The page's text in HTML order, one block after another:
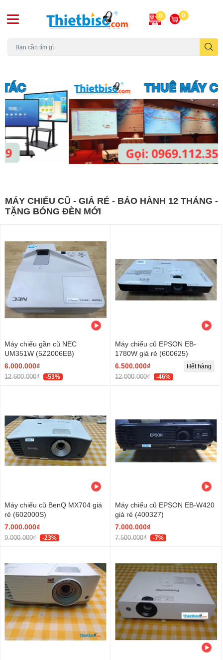
0 0
MÁY CHIẾU CŨ - GIÁ RẺ - BẢO HÀNH 12 THÁNG -
TẶNG BÓNG ĐÈN MỚI
Máy chiếu gần cũ NEC
UM351W (5Z2006EB)
6.000.000₫
12.600.000₫ -53%
Máy chiếu cũ EPSON EB-
1780W giá rẻ (600625)
6.500.000₫
12.000.000₫ -46%
Hết hàng
Máy chiếu cũ BenQ MX704 giá
rẻ (602000S)
7.000.000₫
9.000.000₫ -23%
Máy chiếu cũ EPSON EB-W420
giá rẻ (400327)
7.000.000₫
7.500.000₫ -7%